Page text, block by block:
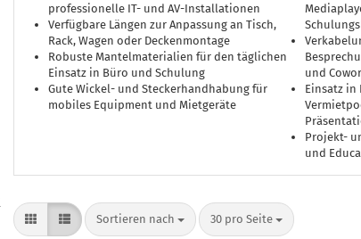
professionelle IT- und AV-Installationen
Verfügbare Längen zur Anpassung an Tisch,
Rack, Wagen oder Deckenmontage
Robuste Mantelmaterialien für den täglichen
Einsatz in Büro und Schulung
Gute Wickel- und Steckerhandhabung für
mobiles Equipment und Mietgeräte
und
Einsatz in
Projekt-
und
Sortieren nach
Sortieren nach 30 pro Seite
pro Seite